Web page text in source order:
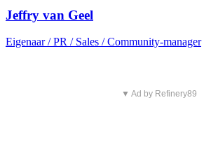
Jeffry van Geel
Eigenaar / PR / Sales / Community-manager
▼ Ad by Refinery89